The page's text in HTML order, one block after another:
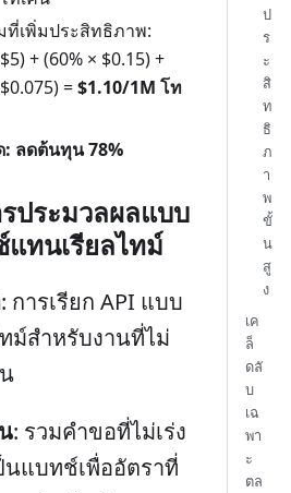
ที่เพิ่มประสิทธิภาพ:
+ (60% × $0.15) +
=$1.10/1M โท
: ลดต้นทุน 78%
ประมวลผลแบบ
ทนเรียลไทม์
: การเรียก API แบบ
ม์สำหรับงานที่ไม่
: รวมคำขอที่ไม่เร่ง
นแบทช์เพื่ออัตราที่
ป
ร
ะ
สิ
ท
ธิ
ภ
า
พ
ขั้
น
สู
ง
เค
ล็
ดลั
บ
เฉ
พา
ะ
ตล